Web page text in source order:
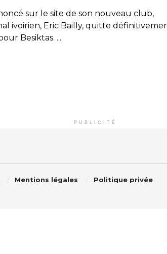
sur le site de son nouveau club,
ivoirien, Eric Bailly, quitte
Besiktas. ...
PUBLICITÉ
Mentions légales Politique privée